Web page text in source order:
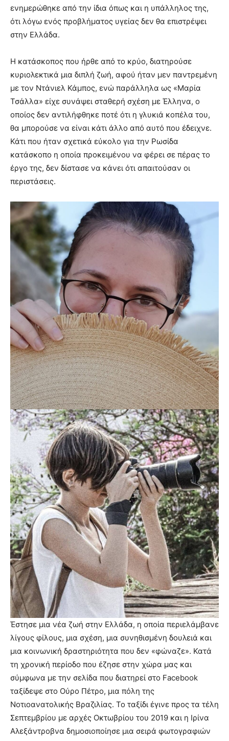
ενημερώθηκε από την ίδια όπως και η υπάλληλος της,
ότι λόγω ενός προβλήματος υγείας δεν θα επιστρέψει
στην Ελλάδα.
Η κατάσκοπος που ήρθε από το κρύο, διατηρούσε
κυριολεκτικά μια διπλή ζωή, αφού ήταν μεν παντρεμένη
με τον Ντάνιελ Κάμπος, ενώ παράλληλα ως «Μαρία
Τσάλλα» είχε συνάψει σταθερή σχέση με Έλληνα, ο
οποίος δεν αντιλήφθηκε ποτέ ότι η γλυκιά κοπέλα του,
θα μπορούσε να είναι κάτι άλλο από αυτό που έδειχνε.
Κάτι που ήταν σχετικά εύκολο για την Ρωσίδα
κατάσκοπο η οποία προκειμένου να φέρει σε πέρας το
έργο της, δεν δίστασε να κάνει ότι απαιτούσαν οι
περιστάσεις.
Έστησε μια νέα ζωή στην Ελλάδα, η οποία περιελάμβανε
λίγους φίλους, μια σχέση, μια συνηθισμένη δουλειά και
μια κοινωνική δραστηριότητα που δεν «φώναζε». Κατά
τη χρονική περίοδο που έζησε στην χώρα μας και
σύμφωνα με την σελίδα που διατηρεί στο Facebook
ταξίδεψε στο Ούρο Πέτρο, μια πόλη της
Νοτιοανατολικής Βραζιλίας. Το ταξίδι έγινε προς τα τέλη
Σεπτεμβρίου με αρχές Οκτωβρίου του 2019 και η Ιρίνα
Αλεξάντροβνα δημοσιοποίησε μια σειρά φωτογραφιών